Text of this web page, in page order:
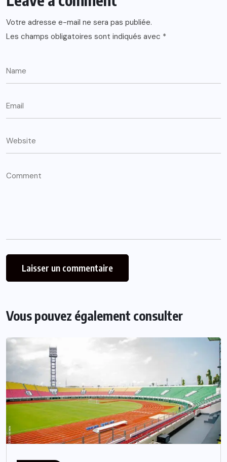
Votre adresse e-mail ne sera pas publiée.
Les champs obligatoires sont indiqués avec *
Vous pouvez également consulter